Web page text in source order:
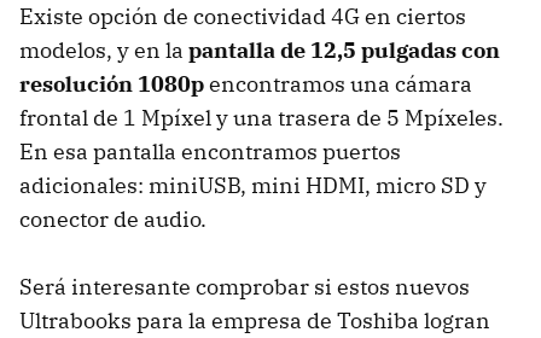
Existe opción de conectividad 4G en ciertos
modelos, y en la pantalla de 12,5 pulgadas con
resolución 1080pencontramos una cámara
frontal de 1 Mpíxel y una trasera de 5 Mpíxeles.
En esa pantalla encontramos puertos
adicionales: miniUSB, mini HDMI, micro SD y
conector de audio.
Será interesante comprobar si estos nuevos
Ultrabooks para la empresa de Toshiba logran